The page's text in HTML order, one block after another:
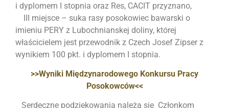
i dyplomem I stopnia oraz Res, CACIT przyznano,
III miejsce – suka rasy posokowiec bawarski o
imieniu PERY z Lubochnianskej doliny, której
właścicielem jest przewodnik z Czech Josef Zipser z
wynikiem 100 pkt. i dyplomem I stopnia.
>>Wyniki Międzynarodowego Konkursu Pracy
Posokowców<<
Serdeczne podziękowania należą się Członkom